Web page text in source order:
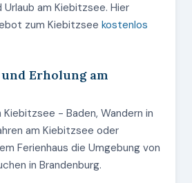
Urlaub am Kiebitzsee. Hier
zum Kiebitzsee kostenlos
Erholung am
Kiebitzsee - Baden, Wandern in
am Kiebitzsee oder
Ferienhaus die Umgebung von
in Brandenburg.